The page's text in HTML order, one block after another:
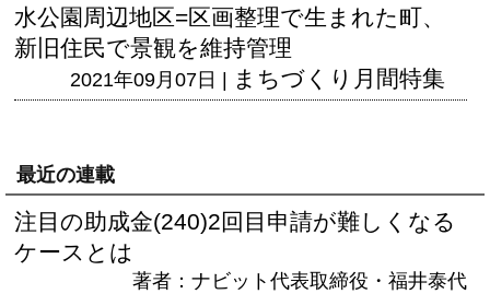
水公園周辺地区=区画整理で生まれた町、
新旧住民で景観を維持管理
2021年09月07日 | まちづくり月間特集
最近の連載
注目の助成金(240)2回目申請が難しくなる
ケースとは
著者：ナビット代表取締役・福井泰代